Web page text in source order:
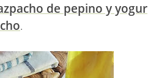
de pepino y yogur
.